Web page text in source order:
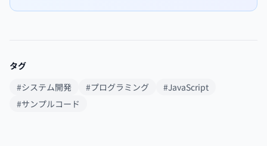
タグ
#システム開発
#プログラミング
#JavaScript
#サンプルコード